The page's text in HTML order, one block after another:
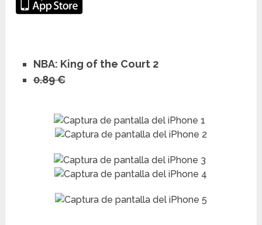
NBA: King of the Court 2
0.89 €